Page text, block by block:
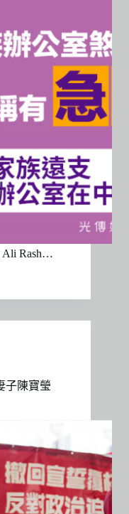
Ali Rash…
子陳寶瑩